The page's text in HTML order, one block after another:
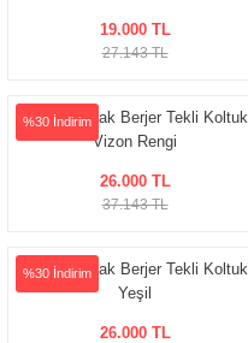
19.000 TL
27.143 TL
%30 İndirim
Star Yuvarlak Berjer Tekli Koltuk
Vizon Rengi
26.000 TL
37.143 TL
%30 İndirim
Star Yuvarlak Berjer Tekli Koltuk
Yeşil
26.000 TL